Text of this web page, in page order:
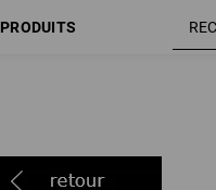
PRODUITS